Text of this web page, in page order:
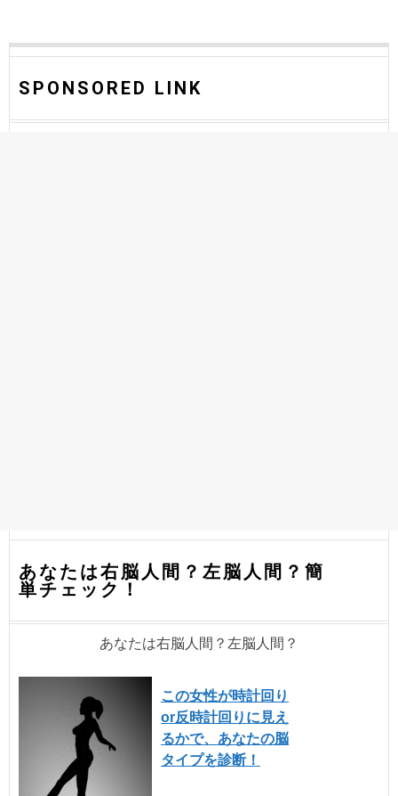
SPONSORED LINK
あなたは右脳人間？左脳人間？簡
単チェック！
あなたは右脳人間？左脳人間？
この女性が時計回り
or反時計回りに見え
るかで、あなたの脳
タイプを診断！